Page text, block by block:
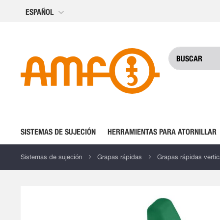
ESPAÑOL
SISTEMAS DE SUJECIÓN HERRAMIENTAS PARA ATORNILLAR
Sistemas de sujeción Grapas rápidas Grapas rápidas